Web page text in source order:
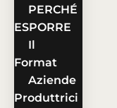
PERCHÉ
ESPORRE
Il
Format
Aziende
Produttrici